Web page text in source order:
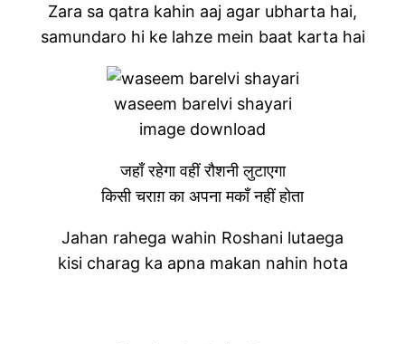
Zara sa qatra kahin aaj agar ubharta hai,
samundaro hi ke lahze mein baat karta hai
waseem barelvi shayari
image download
जहाँ रहेगा वहीं रौशनी लुटाएगा
किसी चराग़ का अपना मकाँ नहीं होता
Jahan rahega wahin Roshani lutaega
kisi charag ka apna makan nahin hota